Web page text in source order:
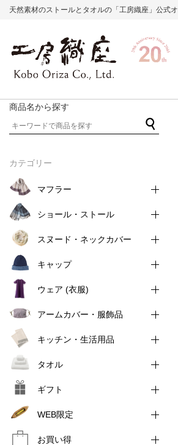
天然素材のストールとタオルの「工房織座」公式
商品名から探す
カテゴリー
マフラー
ショール・ストール
スヌード・ネックカバー
キャップ
ウェア (衣服)
アームカバー・服飾品
キッチン・生活用品
タオル
ギフト
WEB限定
お買い得